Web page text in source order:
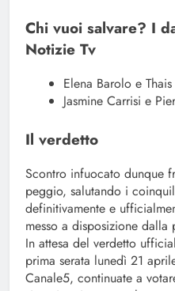
Chi vuoi salvare? I
Notizie Tv
Elena Barolo e
Jasmine Carrisi e
Il verdetto
Scontro infuocato dunque
peggio, salutando i
definitivamente e
messo a disposizione
In attesa del verdetto
prima serata lunedì 21
Canale5, continuate a